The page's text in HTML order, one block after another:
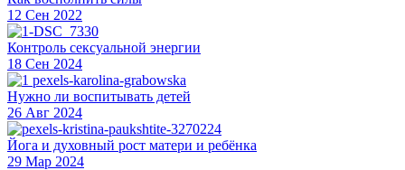
12 Сен 2022
Контроль сексуальной энергии
18 Сен 2024
Нужно ли воспитывать детей
26 Авг 2024
Йога и духовный рост матери и ребёнка
29 Мар 2024